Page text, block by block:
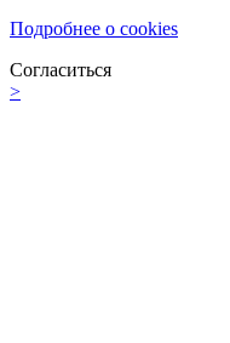
Подробнее о cookies
Согласиться
>